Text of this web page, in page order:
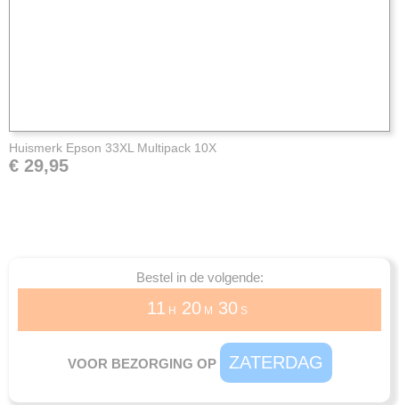
Huismerk Epson 33XL Multipack 10X
€ 29,95
Bestel in de volgende:
11 H 20M 30S
VOOR BEZORGING OP ZATERDAG